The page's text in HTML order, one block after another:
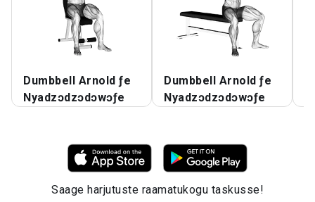
Dumbbell Arnold ƒe
Nyadzɔdzɔdɔwɔƒe
Dumbbell Arnold ƒe
Nyadzɔdzɔdɔwɔƒe
Saage harjutuste raamatukogu taskusse!